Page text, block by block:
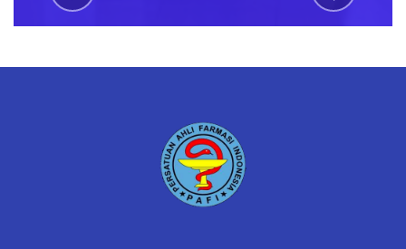
Previous Next